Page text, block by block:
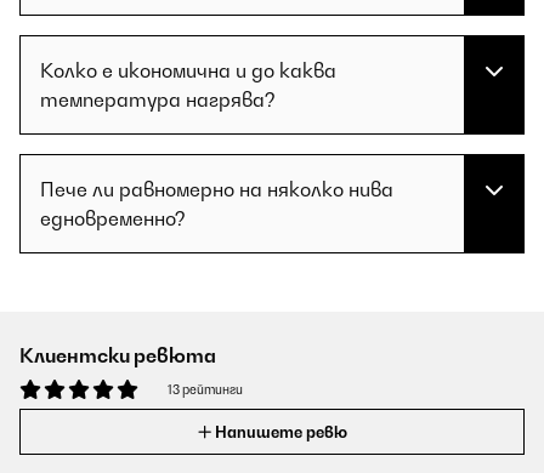
Колко е икономична и до каква
температура нагрява?
Пече ли равномерно на няколко нива
едновременно?
Клиентски ревюта
13 рейтинги
Напишете ревю